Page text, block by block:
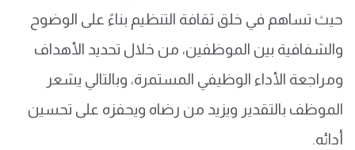
حيث تساهم في خلق ثقافة التنظيم بناءً على الوضوح
والشفافية بين الموظفين، من خلال تحديد الأهداف
ومراجعة الأداء الوظيفي المستمرة، وبالتالي يشعر
الموظف بالتقدير ويزيد من رضاه ويحفزه على تحسين
أدائه.